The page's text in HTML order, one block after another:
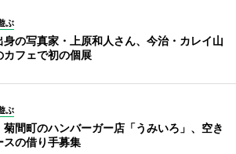
ぶ
身の写真家・上原和人さん、今治・カレイ山
カフェで初の個展
ぶ
菊間町のハンバーガー店「うみいろ」、空き
スの借り手募集